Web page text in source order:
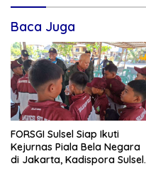
Baca Juga
FORSGI Sulsel Siap Ikuti
Kejurnas Piala Bela Negara
di Jakarta, Kadispora Sulsel